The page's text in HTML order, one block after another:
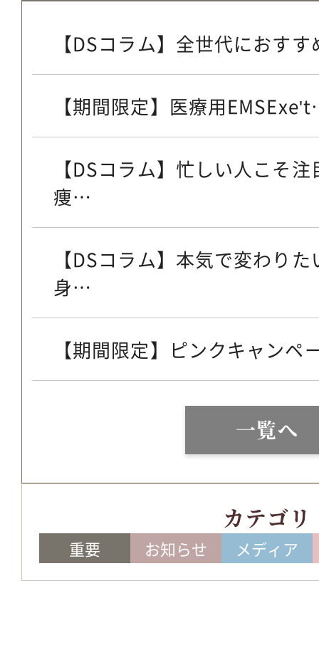
【DSコラム】全世代におす
【期間限定】医療用
【DSコラム】忙しい人こそ
痩…
【DSコラム】本気で変わり
身…
【期間限定】ピンクキャンペ
一覧へ
カテゴリ
重要 お知らせ メディア